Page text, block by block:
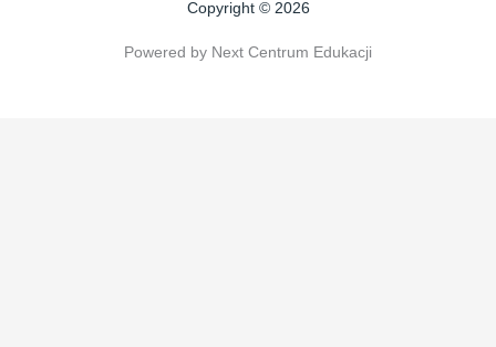
Copyright © 2026
Powered by Next Centrum Edukacji